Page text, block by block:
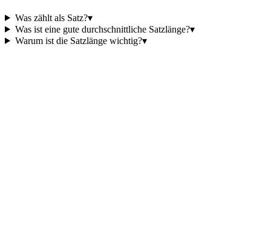
Was zählt als Satz?▾
Was ist eine gute durchschnittliche Satzlänge?▾
Warum ist die Satzlänge wichtig?▾